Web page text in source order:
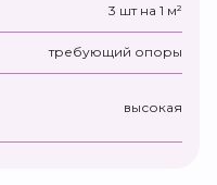
3 шт на 1 м²
требующий опоры
высокая